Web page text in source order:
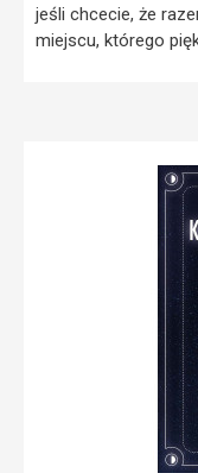
jeśli chcecie, że
miejscu, którego